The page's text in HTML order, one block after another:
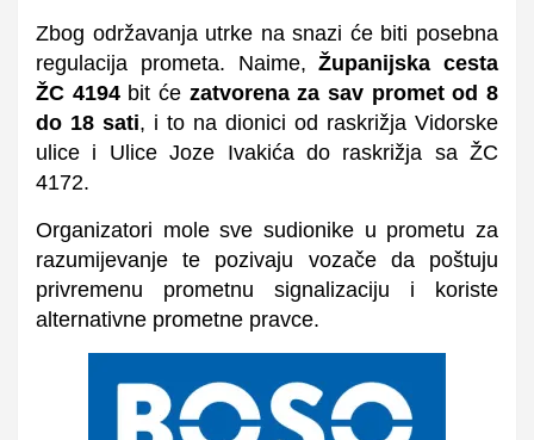
Zbog održavanja utrke na snazi će biti posebna
regulacija prometa. Naime,Županijska cesta
ŽC 4194bit će zatvorena za sav promet od 8
do 18 sati, i to na dionici od raskrižja Vidorske
ulice i Ulice Joze Ivakića do raskrižja sa ŽC
4172.
Organizatori mole sve sudionike u prometu za
razumijevanje te pozivaju vozače da poštuju
privremenu prometnu signalizaciju i koriste
alternativne prometne pravce.